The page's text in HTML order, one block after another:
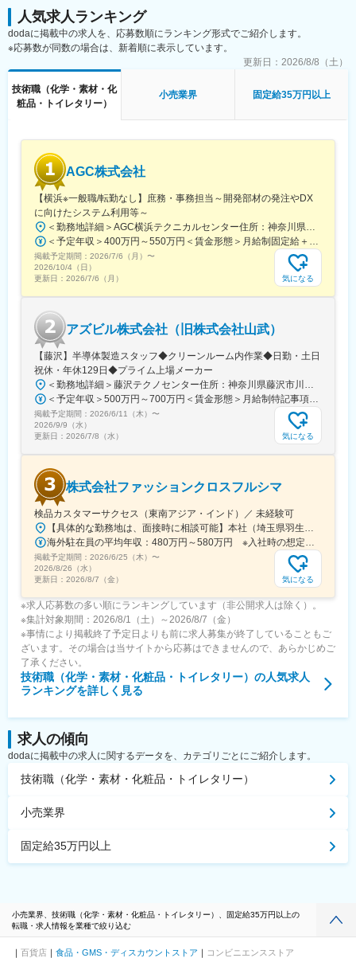
「美と健康の新しいで笑顔あふれる毎日をつくる」というパーパ
スのもと、培ってきたマーケティング力とデータベースを活かし
た画期的な商品開発やサービス開発に活用するとともに、国内外
でチャネルを問わずお客さまへ快適なライフスタイルを提案し、
お客さまの最高の満足を追求しています。
■当社について：
価値観が変わり、ライフスタイルが変わり、テクノロジーの進化
により社会のニーズも多様化し、お客さまから寄せられるお悩み
も幅広いものになってきました。 当社はお客さまの多様化するラ
イフスタイルの中で欠かせない化粧品、医薬品、健康食品を取り
扱っています。
■取り扱い商品：
◇化粧品：「シンプルであること」と「コラーゲン」を追求し
た、スキンケアブランド『パーフェクトワン』を展開。毎日のケ
アで年齢とともに変化していく肌の若々しさを保ち、「未来のキ
レイ」をサポートします。
な栄養が不足しがちになっています。厳選した原料、当社の技術
で、飲みやすさと品質にこだわった商品を皆さまの毎日に提案し
ています。
変更の範囲：会社の定める業務
人気求人ランキング
dodaに掲載中の求人を、応募数順にランキング形式でご紹介します。
※応募数が同数の場合は、新着順に表示しています。
更新日： 2026/8/8（土）
技術職（化学・素材・化
粧品・トイレタリー）
小売業界 固定給35万円以上
AGC株式会社
【横浜※一般職/転勤なし】庶務・事務担当～開発部材の発注やDX
に向けたシステム利用等～
＜勤務地詳細＞AGC横浜テクニカルセンター住所：神奈川県横浜市鶴見区末広町1-1 勤務地最寄駅：JR線／弁天橋駅受動喫煙対策：敷地内喫煙可能場所あり変更の範囲：無
＜予定年収＞400万円～550万円＜賃金形態＞月給制固定給＋業績給＜賃金内訳＞月額（基本給）：230,000円～280,000円＜月給＞230,000円～280,000円＜昇給有無＞有＜残業手当＞有＜給与補足＞※上記はあくまで最低保証額です。実際にはこれまでの経験やスキルを考慮の上、決定します。年収には残業代は含めておりません。■昇給：年1回■賞与：年2回賃金はあくまでも目安の金額であり、選考を通じて上下する可能性があります。月給(月額)は固定手当を含めた表記です。
掲載予定期間： 2026/7/6（月） 〜
2026/10/4（日）
更新日： 2026/7/6（月） 気になる
アズビル株式会社（旧株式会社山武）
【藤沢】半導体製造スタッフ◆クリーンルーム内作業◆日勤・土日
祝休・年休129日◆プライム上場メーカー
＜勤務地詳細＞藤沢テクノセンター住所：神奈川県藤沢市川名1-12-2 勤務地最寄駅：JR東海道本線／藤沢駅受動喫煙対策：屋内全面禁煙変更の範囲：会社の定める事業所（リモートワーク含む）
＜予定年収＞500万円～700万円＜賃金形態＞月給制特記事項なし＜賃金内訳＞月額（基本給）：320,000円～380,000円＜月給＞320,000円～380,000円＜昇給有無＞有＜残業手当＞有＜給与補足＞・昇給年1回（4月）・賞与年2回（6月・12月、2024年度実績：年8.28ヶ月）※あくまでも年収例となります。実際の給与は経験・スキルを考慮し、決定します。賃金はあくまでも目安の金額であり、選考を通じて上下する可能性があります。月給(月額)は固定手当を含めた表記です。
掲載予定期間： 2026/6/11（木） 〜
2026/9/9（水）
更新日： 2026/7/8（水） 気になる
株式会社ファッションクロスフルシマ
検品カスタマーサクセス（東南アジア・インド）／ 未経験可
【具体的な勤務地は、面接時に相談可能】本社（埼玉県羽生市）での研修後、東南アジア・インドの各拠点へ配属となります。▼本社埼玉県羽生市大字下羽生1073-1※屋内全面禁煙※変更の範囲：会社の定める事業所▼海外拠点中国・インド・ベトナム・バングラデシュ・インドネシアなど、当社の検品・生産拠点いずれかに配属。海外拠点は中国・ASEANを中心に複数展開しており、アパレル生産の最前線で品質管理に携われます。現地には日本人駐在員や経験豊富なスタッフが在籍しており、充実したサポート体制が整っています。さらに、「いきなり海外」ではなく、国内研修を経て段階的に業務を開始できる点も安心です。海外滞在期間も年間合計で半年程度の想定です。※海外拠点一覧※■中国…上海／南通／青島／大連／珠海／東莞／常州■ベトナム…ハノイ／ホーチミン ■インドネシア…ジャカルタ■バングラデシュ…ダッカ ■カンボジア…プノンペン■ミャンマー…ヤンゴン■フィリピン…マニラ■インド…グルガオン／ジャイプール／パニパット
海外駐在員の平均年収：480万円～580万円 ※入社時の想定年収は350万円～420万円となりますが、
掲載予定期間： 2026/6/25（木） 〜
2026/8/26（水）
更新日： 2026/8/7（金） 気になる
※求人応募数の多い順にランキングしています（非公開求人は除く）。
※集計対象期間：2026/8/1（土）～2026/8/7（金）
※事情により掲載終了予定日よりも前に求人募集が終了していることもご
ざいます。その場合は当サイトから応募はできませんので、あらかじめご
了承ください。
技術職（化学・素材・化粧品・トイレタリー） の人気求人
ランキングを詳しく見る
求人の傾向
dodaに掲載中の求人に関するデータを、カテゴリごとにご紹介します。
技術職（化学・素材・化粧品・トイレタリー）
小売業界
固定給35万円以上
小売業界、技術職（化学・素材・化粧品・トイレタリー）、固定給35万円以上の
転職・求人情報を業種で絞り込む
百貨店 食品・GMS・ディスカウントストア
コンビニエンスストア